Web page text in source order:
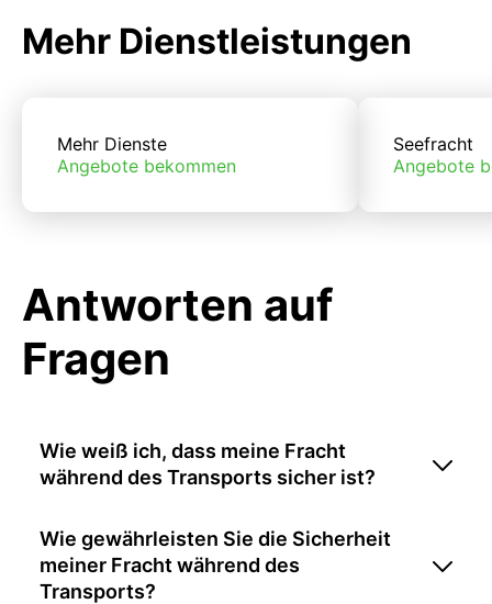
Mehr Dienstleistungen
Mehr Dienste
Angebote bekommen
Seefracht
Angebote
Antworten auf
Fragen
Wie weiß ich, dass meine Fracht
während des Transports sicher ist?
Wie gewährleisten Sie die Sicherheit
meiner Fracht während des
Transports?